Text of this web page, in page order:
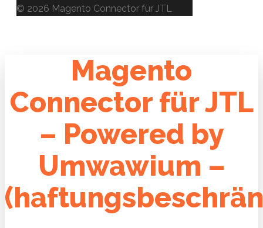
© 2026 Magento Connector für JTL
Magento
Connector für JTL
– Powered by
Umwawium –